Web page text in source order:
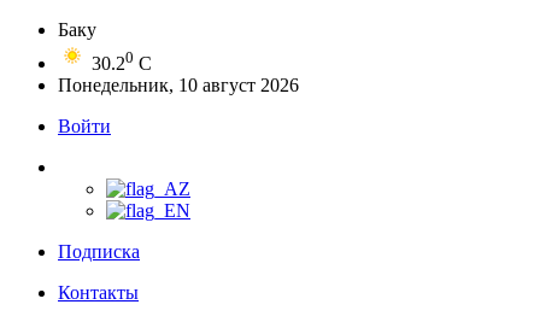
Баку
30.20 C
Понедельник, 10 август 2026
Войти
Подписка
Контакты